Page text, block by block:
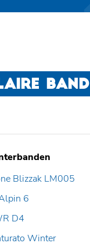
Blizzak LM005
6
D4
Winter